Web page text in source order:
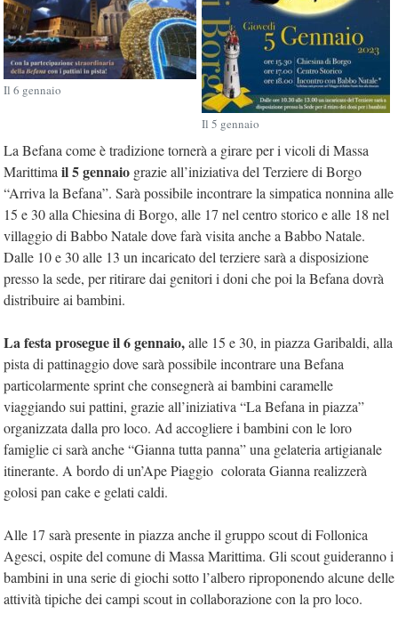
Il 6 gennaio
Il 5 gennaio
La Befana come è tradizione tornerà a girare per i vicoli di Massa
Marittima il 5 gennaio grazie all’iniziativa del Terziere di Borgo
“Arriva la Befana”. Sarà possibile incontrare la simpatica nonnina alle
15 e 30 alla Chiesina di Borgo, alle 17 nel centro storico e alle 18 nel
villaggio di Babbo Natale dove farà visita anche a Babbo Natale.
Dalle 10 e 30 alle 13 un incaricato del terziere sarà a disposizione
presso la sede, per ritirare dai genitori i doni che poi la Befana dovrà
distribuire ai bambini.
La festa prosegue il 6 gennaio,alle 15 e 30, in piazza Garibaldi, alla
pista di pattinaggio dove sarà possibile incontrare una Befana
particolarmente sprint che consegnerà ai bambini caramelle
viaggiando sui pattini, grazie all’iniziativa “La Befana in piazza”
organizzata dalla pro loco. Ad accogliere i bambini con le loro
famiglie ci sarà anche “Gianna tutta panna” una gelateria artigianale
itinerante. A bordo di un’Ape Piaggio colorata Gianna realizzerà
golosi pan cake e gelati caldi.
Alle 17 sarà presente in piazza anche il gruppo scout di Follonica
Agesci, ospite del comune di Massa Marittima. Gli scout guideranno i
bambini in una serie di giochi sotto l’albero riproponendo alcune delle
attività tipiche dei campi scout in collaborazione con la pro loco.